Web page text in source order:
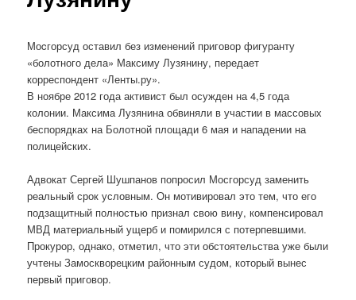
Моcгорсуд оставил без изменений приговор фигуранту
«болотного дела» Максиму Лузянину, передает
корреспондент «Ленты.ру».
В ноябре 2012 года активист был осужден на 4,5 года
колонии. Максима Лузянина обвиняли в участии в массовых
беспорядках на Болотной площади 6 мая и нападении на
полицейских.
Адвокат Сергей Шушпанов попросил Мосгорсуд заменить
реальный срок условным. Он мотивировал это тем, что его
подзащитный полностью признал свою вину, компенсировал
МВД материальный ущерб и помирился с потерпевшими.
Прокурор, однако, отметил, что эти обстоятельства уже были
учтены Замоскворецким районным судом, который вынес
первый приговор.